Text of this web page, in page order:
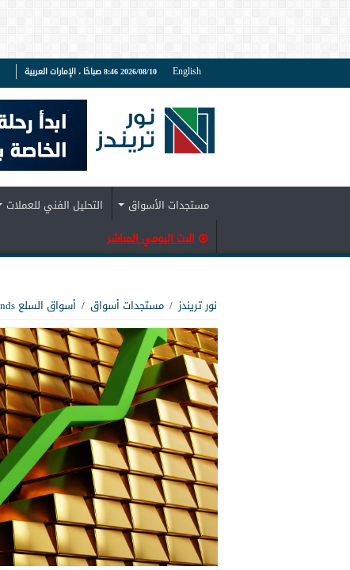
English 2026/08/10 8:46 صباحًا ، الإمارات العربية
مستجدات الأسواق التحليل الفني للعملات
البث اليومي المباشر
نور تريندز / مستجدات أسواق / أسواق السلع Noor Trends